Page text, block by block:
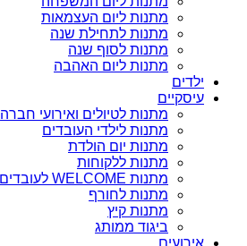
מתנות ליום העצמאות
מתנות לתחילת שנה
מתנות לסוף שנה
מתנות ליום האהבה
ילדים
עיסקיים
מתנות לטיולים ואירועי חברה
מתנות לילדי העובדים
מתנות יום הולדת
מתנות ללקוחות
מתנות WELCOME לעובדים
מתנות לחורף
מתנות קיץ
ביגוד ממותג
אירועים